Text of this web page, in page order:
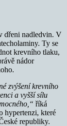
dřeni nadledvin. V
Ty se
krevního tlaku,
nádor
zvýšení krevního
a vyšší sílu
říká
hypertenzi, které
republiky.